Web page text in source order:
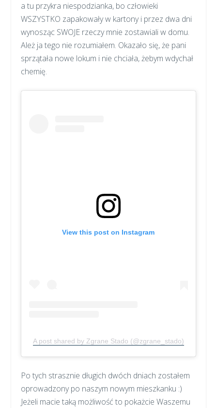
a tu przykra niespodzianka, bo człowieki
WSZYSTKO zapakowały w kartony i przez dwa dni
wynosząc SWOJE rzeczy mnie zostawiali w domu.
Ależ ja tego nie rozumiałem. Okazało się, że pani
sprzątała nowe lokum i nie chciała, żebym wdychał
chemię.
View this post on Instagram
A post shared by Zgrane Stado (@zgrane_stado)
Po tych strasznie długich dwóch dniach zostałem
oprowadzony po naszym nowym mieszkanku :)
Jeżeli macie taką możliwość to pokażcie Waszemu